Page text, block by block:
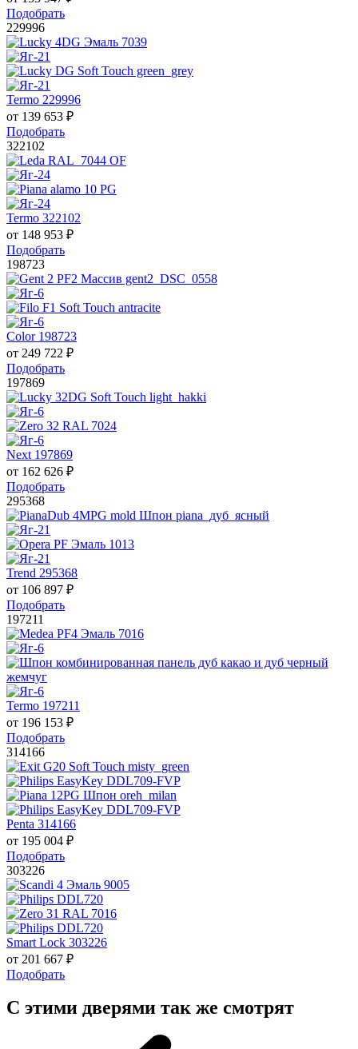
Подобрать
229996
Termo 229996
от 139 653 ₽
Подобрать
322102
Termo 322102
от 148 953 ₽
Подобрать
198723
Color 198723
от 249 722 ₽
Подобрать
197869
Next 197869
от 162 626 ₽
Подобрать
295368
Trend 295368
от 106 897 ₽
Подобрать
197211
Termo 197211
от 196 153 ₽
Подобрать
314166
Penta 314166
от 195 004 ₽
Подобрать
303226
Smart Lock 303226
от 201 667 ₽
Подобрать
С этими дверями так же смотрят